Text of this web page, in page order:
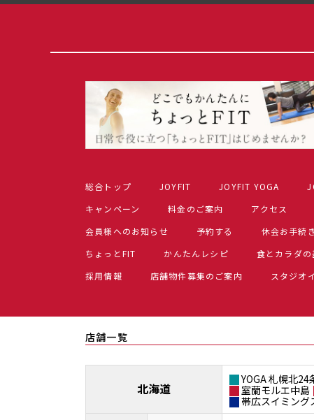
総合トップ JOYFIT JOYFIT YOGA
キャンペーン
料金のご案内 アクセス
会員様へのお知らせ
予約する 休会お手続き
ちょっとFIT
かんたんレシピ 食とカラダ
採用情報
店舗物件募集のご案内 スタジオ
店舗一覧
北海道
YOGA 札幌北24
室蘭モルエ中島
帯広スイミング